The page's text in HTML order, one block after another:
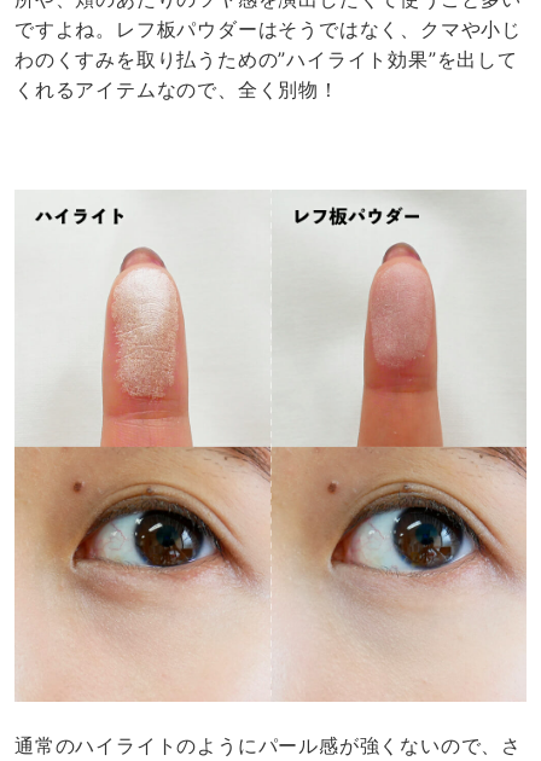
ですよね。レフ板パウダーはそうではなく、クマや小じ
わのくすみを取り払うための”ハイライト効果”を出して
くれるアイテムなので、全く別物！
通常のハイライトのようにパール感が強くないので、さ